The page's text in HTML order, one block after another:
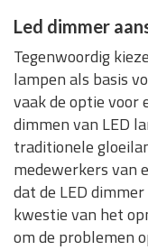
Led dimmer
Tegenwoordig
lampen als basis
vaak de optie voor
dimmen van LED
traditionele
medewerkers van
dat de LED
kwestie van het
om de problemen